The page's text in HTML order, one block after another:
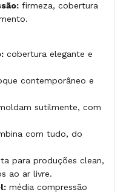
firmeza, cobertura
cobertura elegante e
contemporâneo e
sutilmente, com
com tudo, do
para produções clean,
ao ar livre.
média compressão